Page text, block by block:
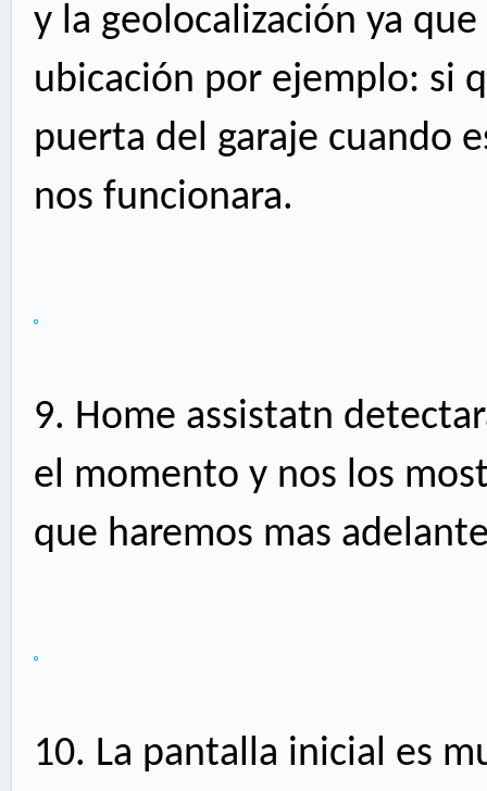
y la geolocalización ya
ubicación por ejemplo: si
puerta del garaje cuando
nos funcionara.
9. Home assistatn
el momento y nos los
que haremos mas
10. La pantalla inicial es